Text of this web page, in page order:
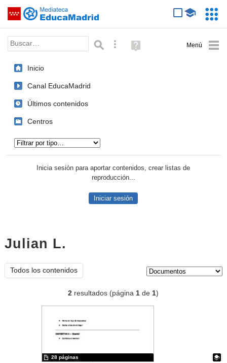
Saltar navegación
Palabra o frase: Búsqueda avanzada
Ayuda
(en
Inicio
Canal EducaMadrid
Últimos contenidos
Centros
Inicia sesión para aportar contenidos, crear listas de
reproducción...
Iniciar sesión
Julian L.
Todos los contenidos
2 resultados (página1 de1)
28 páginas